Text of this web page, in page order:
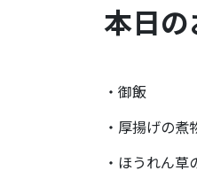
本日
・御飯
・厚揚げの煮
・ほうれん草